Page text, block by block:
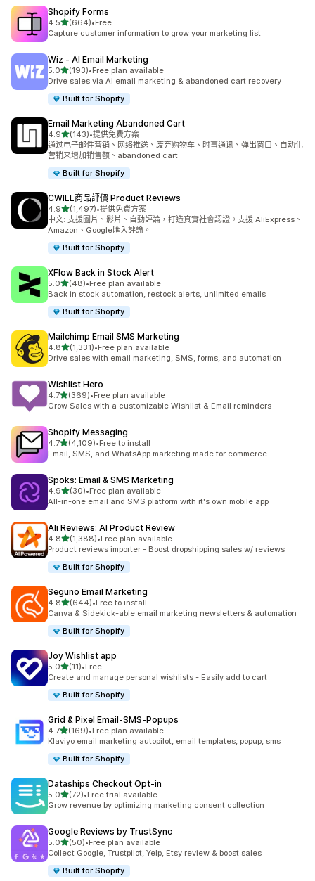
Shopify Forms
4.5滿分 5 顆星
(664)
共有 664 則評價
•Free
Capture customer information to grow your marketing list
Wiz ‑ AI Email Marketing
5.0滿分 5 顆星
(193)
共有 193 則評價
•Free plan available
Drive sales via AI email marketing & abandoned cart recovery
Built for Shopify
Email Marketing Abandoned Cart
4.9滿分 5 顆星
(143)
共有 143 則評價
•提供免費方案
通过电子邮件营销、网络推送、废弃购物车、时事通讯、弹出窗口、自动化
营销来增加销售额、abandoned cart
Built for Shopify
CWILL商品評價 Product Reviews
4.9滿分 5 顆星
(1,497)
共有 1497 則評價
•提供免費方案
中文: 支援圖片、影片、自動評論，打造真實社會認證。支援 AliExpress、
Amazon、Google匯入評論。
Built for Shopify
XFlow Back in Stock Alert
5.0滿分 5 顆星
(48)
共有 48 則評價
•Free plan available
Back in stock automation, restock alerts, unlimited emails
Built for Shopify
Mailchimp Email SMS Marketing
4.8滿分 5 顆星
(1,331)
共有 1331 則評價
•Free plan available
Drive sales with email marketing, SMS, forms, and automation
Wishlist Hero
4.7滿分 5 顆星
(369)
共有 369 則評價
•Free plan available
Grow Sales with a customizable Wishlist & Email reminders
Shopify Messaging
4.7滿分 5 顆星
(4,109)
共有 4109 則評價
•Free to install
Email, SMS, and WhatsApp marketing made for commerce
Spoks: Email & SMS Marketing
4.9滿分 5 顆星
(30)
共有 30 則評價
•Free plan available
All-in-one email and SMS platform with it's own mobile app
Ali Reviews: AI Product Review
4.8滿分 5 顆星
(1,388)
共有 1388 則評價
•Free plan available
Product reviews importer - Boost dropshipping sales w/ reviews
Built for Shopify
Seguno Email Marketing
4.8滿分 5 顆星
(644)
共有 644 則評價
•Free to install
Canva & Sidekick-able email marketing newsletters & automation
Built for Shopify
Joy Wishlist app
5.0滿分 5 顆星
(11)
共有 11 則評價
•Free
Create and manage personal wishlists - Easily add to cart
Built for Shopify
Grid & Pixel Email‑SMS‑Popups
4.7滿分 5 顆星
(169)
共有 169 則評價
•Free plan available
Klaviyo email marketing autopilot, email templates, popup, sms
Built for Shopify
Dataships Checkout Opt‑in
5.0滿分 5 顆星
(72)
共有 72 則評價
•Free trial available
Grow revenue by optimizing marketing consent collection
Google Reviews by TrustSync
5.0滿分 5 顆星
(50)
共有 50 則評價
•Free plan available
Collect Google, Trustpilot, Yelp, Etsy review & boost sales
Built for Shopify